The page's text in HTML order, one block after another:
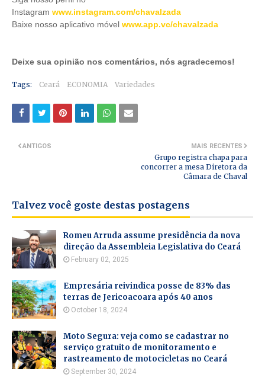
Instagram www.instagram.com/chavalzada
Baixe nosso aplicativo móvel www.app.vc/chavalzada
Deixe sua opinião nos comentários, nós agradecemos!
Tags: Ceará ECONOMIA Variedades
MAIS RECENTES
Grupo registra chapa para
concorrer a mesa Diretora da
Câmara de Chaval
ANTIGOS
Talvez você goste destas postagens
Romeu Arruda assume presidência da nova
direção da Assembleia Legislativa do Ceará
February 02, 2025
Empresária reivindica posse de 83% das
terras de Jericoacoara após 40 anos
October 18, 2024
Moto Segura: veja como se cadastrar no
serviço gratuito de monitoramento e
rastreamento de motocicletas no Ceará
September 30, 2024